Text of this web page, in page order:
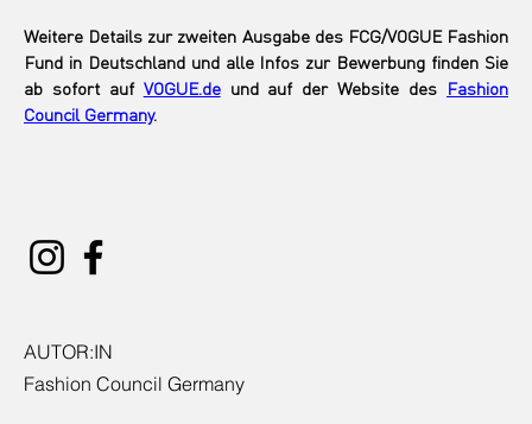
Weitere Details zur zweiten Ausgabe des FCG/VOGUE Fashion
Fund in Deutschland und alle Infos zur Bewerbung finden Sie
ab sofort auf VOGUE.de und auf der Website des Fashion
Council Germany.
AUTOR:IN
Fashion Council Germany